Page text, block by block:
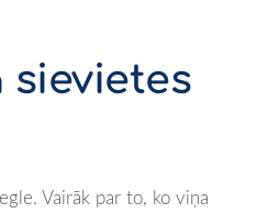
Vairāk par to, ko viņa